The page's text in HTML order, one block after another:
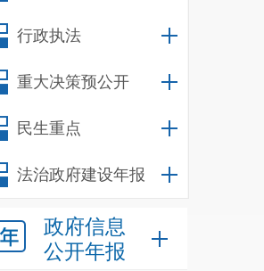
行政执法
重大决策预公开
民生重点
法治政府建设年报
政府信息
公开年报